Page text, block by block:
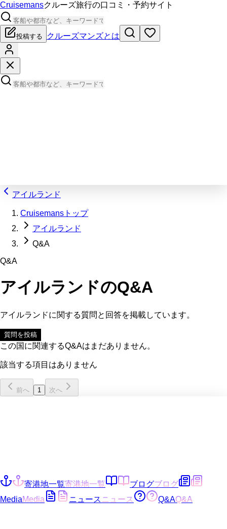
Cruisemansクルーズ旅行の口コミ・予約サイト
投稿する クルーズマンズとは
アイルランド
Cruisemansトップ
アイルランド
Q&A
Q&A
アイルランドのQ&A
アイルランドに関する質問と回答を掲載しています。
質問を投稿
この国に関連するQ&Aはまだありません。
該当する項目はありません
前へ 1 次へ
寄港地一覧寄港地一覧 ブログブログ
MediaMedia ニュース ニュース Q&AQ&A